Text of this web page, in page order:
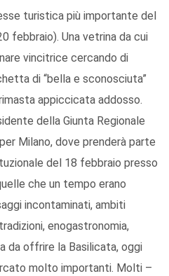
turistica più importante del
febbraio). Una vetrina da cui
vincitrice cercando di
di “bella e sconosciuta”
appiccicata addosso.
della Giunta Regionale
Milano, dove prenderà parte
del 18 febbraio presso
che un tempo erano
incontaminati, ambiti
enogastronomia,
da offrire la Basilicata, oggi
molto importanti. Molti –